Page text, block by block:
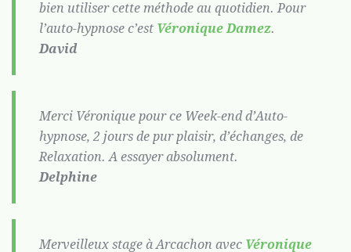
bien utiliser cette méthode au quotidien. Pour
l’auto-hypnose c’est Véronique Damez.
David
Merci Véronique pour ce Week-end d’Auto-
hypnose, 2 jours de pur plaisir, d’échanges, de
Relaxation. A essayer absolument.
Delphine
Merveilleux stage à Arcachon avec Véronique